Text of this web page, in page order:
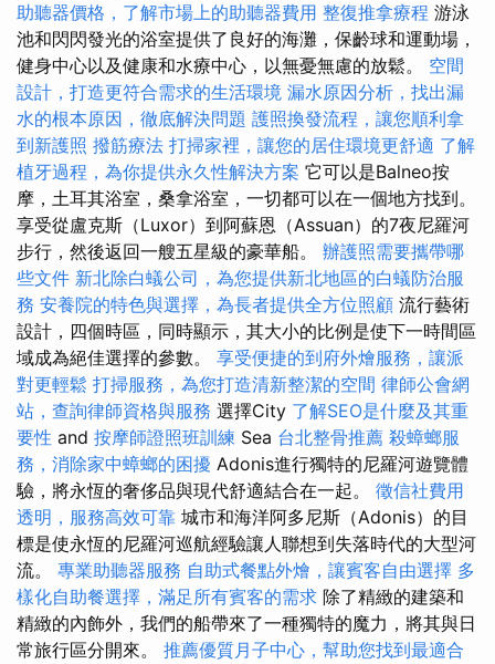
助聽器價格，了解市場上的助聽器費用 整復推拿療程 游泳
池和閃閃發光的浴室提供了良好的海灘，保齡球和運動場，
健身中心以及健康和水療中心，以無憂無慮的放鬆。 空間
設計，打造更符合需求的生活環境 漏水原因分析，找出漏
水的根本原因，徹底解決問題 護照換發流程，讓您順利拿
到新護照 撥筋療法 打掃家裡，讓您的居住環境更舒適 了解
植牙過程，為你提供永久性解決方案 它可以是Balneo按
摩，土耳其浴室，桑拿浴室，一切都可以在一個地方找到。
享受從盧克斯（Luxor）到阿蘇恩（Assuan）的7夜尼羅河
步行，然後返回一艘五星級的豪華船。 辦護照需要攜帶哪
些文件 新北除白蟻公司，為您提供新北地區的白蟻防治服
務 安養院的特色與選擇，為長者提供全方位照顧 流行藝術
設計，四個時區，同時顯示，其大小的比例是使下一時間區
域成為絕佳選擇的參數。 享受便捷的到府外燴服務，讓派
對更輕鬆 打掃服務，為您打造清新整潔的空間 律師公會網
站，查詢律師資格與服務 選擇City 了解SEO是什麼及其重
要性 and 按摩師證照班訓練 Sea 台北整骨推薦 殺蟑螂服
務，消除家中蟑螂的困擾 Adonis進行獨特的尼羅河遊覽體
驗，將永恆的奢侈品與現代舒適結合在一起。 徵信社費用
透明，服務高效可靠 城市和海洋阿多尼斯（Adonis）的目
標是使永恆的尼羅河巡航經驗讓人聯想到失落時代的大型河
流。 專業助聽器服務 自助式餐點外燴，讓賓客自由選擇 多
樣化自助餐選擇，滿足所有賓客的需求 除了精緻的建築和
精緻的內飾外，我們的船帶來了一種獨特的魔力，將其與日
常旅行區分開來。 推薦優質月子中心，幫助您找到最適合